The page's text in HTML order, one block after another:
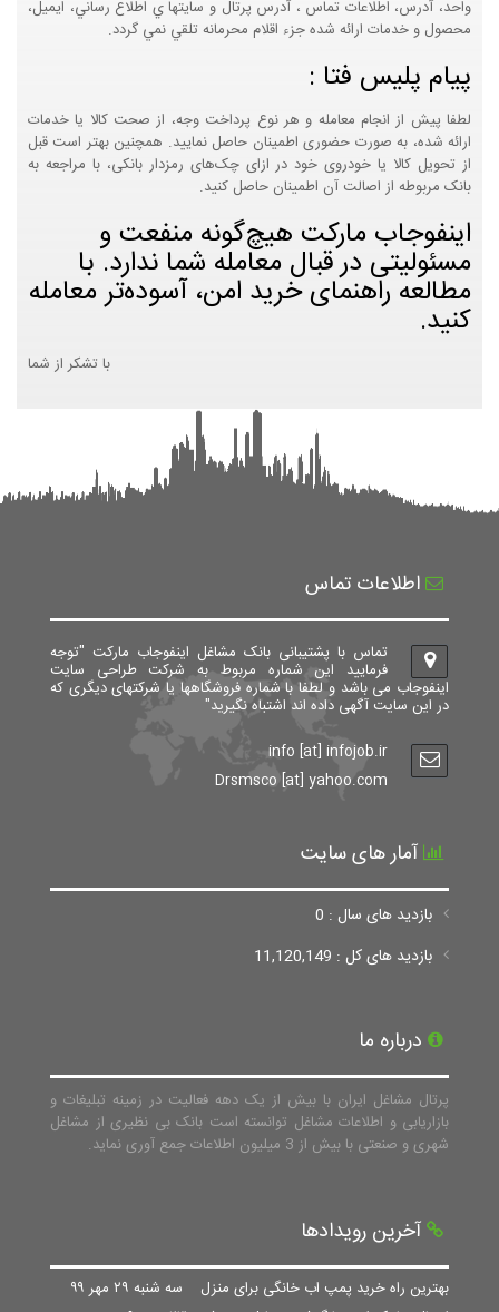
واحد، آدرس، اطلاعات تماس ، آدرس پرتال و سايتها ي اطلاع رساني، ايميل،
محصول و خدمات ارائه شده جزء اقلام محرمانه تلقي نمي گردد.
پیام پلیس فتا :
لطفا پیش از انجام معامله و هر نوع پرداخت وجه، از صحت کالا یا خدمات
ارائه شده، به صورت حضوری اطمینان حاصل نمایید. همچنین بهتر است قبل
از تحویل کالا یا خودروی خود در ازای چک‌های رمزدار بانکی، با مراجعه به
بانک مربوطه از اصالت آن اطمینان حاصل کنید.
اینفوجاب مارکت هیچ‌گونه منفعت و
مسئولیتی در قبال معامله شما ندارد. با
مطالعه راهنمای خرید امن، آسوده‌تر معامله
کنید.
با تشکر از شما
اطلاعات تماس
تماس با پشتیبانی بانک مشاغل اینفوجاب مارکت "توجه
فرمایید این شماره مربوط به شرکت طراحی سایت
اینفوجاب می باشد و لطفا با شماره فروشگاهها یا شرکتهای دیگری که
در این سایت آگهی داده اند اشتباه نگیرید"
info [at] infojob.ir
Drsmsco [at] yahoo.com
آمار های سایت
بازدید های سال : 0
بازدید های کل : 11,120,149
درباره ما
پرتال مشاغل ایران با بیش از یک دهه فعالیت در زمینه تبلیغات و
بازاریابی و اطلاعات مشاغل توانسته است بانک بی نظیری از مشاغل
شهری و صنعتی با بیش از 3 میلیون اطلاعات جمع آوری نماید.
آخرین رویدادها
بهترین راه خرید پمپ اب خانگی برای منزل سه شنبه ۲۹ مهر ۹۹